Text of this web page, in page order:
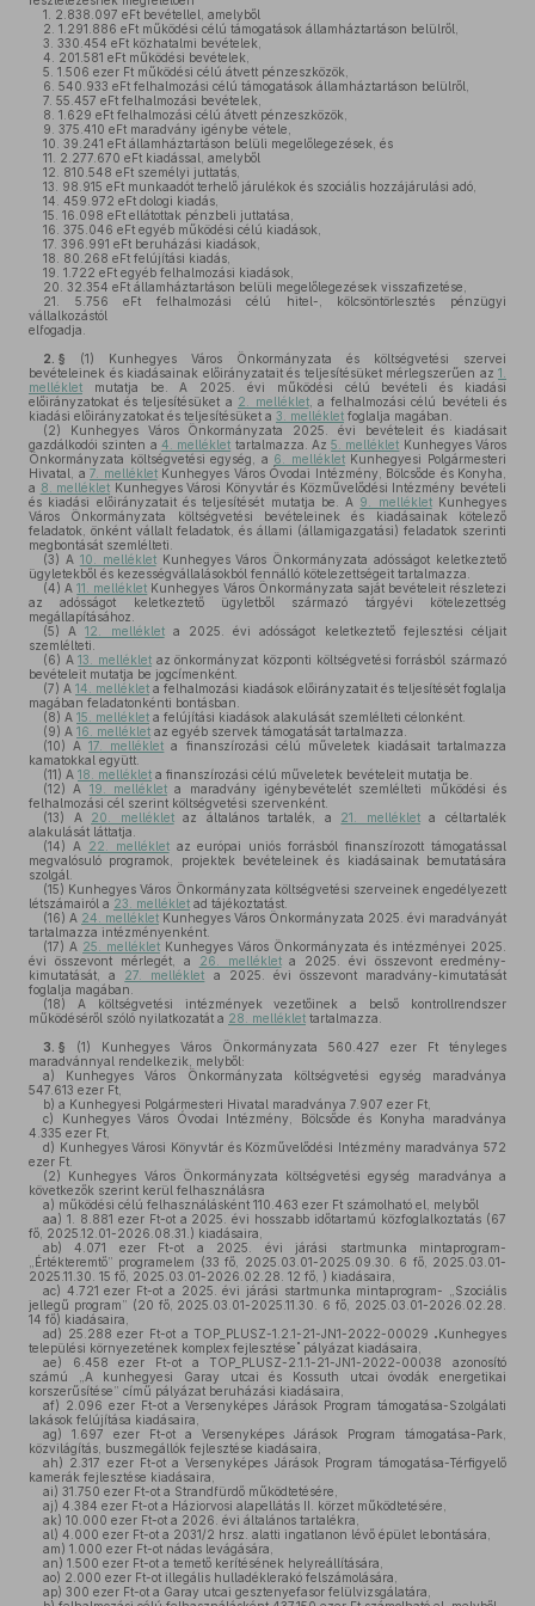
1.
2.838.097 eFt bevétellel, amelyből
2. 1.291.886 eFt működési célú támogatások államháztartáson belülről,
3. 330.454 eFt közhatalmi bevételek,
4.
201.581 eFt működési bevételek,
5. 1.506 ezer Ft működési célú átvett pénzeszközök,
6. 540.933 eFt felhalmozási célú támogatások államháztartáson belülről,
7. 55.457 eFt felhalmozási bevételek,
8. 1.629 eFt felhalmozási célú átvett pénzeszközök,
9. 375.410 eFt maradvány igénybe vétele,
10. 39.241 eFt államháztartáson belüli megelőlegezések, és
11.
2.277.670 eFt kiadással, amelyből
12.
810.548 eFt személyi juttatás,
13.
98.915 eFt munkaadót terhelő járulékok és szociális hozzájárulási adó,
14. 459.972 eFt dologi kiadás,
15. 16.098 eFt ellátottak pénzbeli juttatása,
16. 375.046 eFt egyéb működési célú kiadások,
17. 396.991 eFt beruházási kiadások,
18.
80.268 eFt felújítási kiadás,
19. 1.722 eFt egyéb felhalmozási kiadások,
20. 32.354 eFt államháztartáson belüli megelőlegezések visszafizetése,
21.
5.756 eFt felhalmozási célú hitel-, kölcsöntörlesztés pénzügyi
vállalkozástól
elfogadja.
2. § (1) Kunhegyes Város Önkormányzata és költségvetési szervei
bevételeinek és kiadásainak előirányzatait és teljesítésüket mérlegszerűen az 1.
melléklet mutatja be. A 2025. évi működési célú bevételi és kiadási
előirányzatokat és teljesítésüket a 2. melléklet, a felhalmozási célú bevételi és
kiadási előirányzatokat és teljesítésüket a 3. melléklet foglalja magában.
(2) Kunhegyes Város Önkormányzata 2025. évi bevételeit és kiadásait
gazdálkodói szinten a 4. melléklet tartalmazza. Az5. melléklet Kunhegyes Város
Önkormányzata költségvetési egység, a 6. mellékletKunhegyesi Polgármesteri
Hivatal, a 7. mellékletKunhegyes Város Óvodai Intézmény, Bölcsőde és Konyha,
a 8. melléklet Kunhegyes Városi Könyvtár és Közművelődési Intézmény bevételi
és kiadási előirányzatait és teljesítését mutatja be. A 9. mellékletKunhegyes
Város Önkormányzata költségvetési bevételeinek és kiadásainak kötelező
feladatok, önként vállalt feladatok, és állami (államigazgatási) feladatok szerinti
megbontását szemlélteti.
(3) A 10. mellékletKunhegyes Város Önkormányzata adósságot keletkeztető
ügyletekből és kezességvállalásokból fennálló kötelezettségeit tartalmazza.
(4) A11. melléklet Kunhegyes Város Önkormányzata saját bevételeit részletezi
az adósságot keletkeztető ügyletből származó tárgyévi kötelezettség
megállapításához.
(5) A12. mellékleta 2025. évi adósságot keletkeztető fejlesztési céljait
szemlélteti.
(6) A13. melléklet az önkormányzat központi költségvetési forrásból származó
bevételeit mutatja be jogcímenként.
(7) A 14. melléklet a felhalmozási kiadások előirányzatait és teljesítését foglalja
magában feladatonkénti bontásban.
(8) A 15. melléklet a felújítási kiadások alakulását szemlélteti célonként.
(9) A 16. melléklet az egyéb szervek támogatását tartalmazza.
(10) A17. melléklet a finanszírozási célú műveletek kiadásait tartalmazza
kamatokkal együtt.
(11) A 18. melléklet a finanszírozási célú műveletek bevételeit mutatja be.
(12) A 19. melléklet a maradvány igénybevételét szemlélteti működési és
felhalmozási cél szerint költségvetési szervenként.
(13) A 20. mellékletaz általános tartalék, a 21. mellékleta céltartalék
alakulását láttatja.
(14) A 22. mellékletaz európai uniós forrásból finanszírozott támogatással
megvalósuló programok, projektek bevételeinek és kiadásainak bemutatására
szolgál.
(15) Kunhegyes Város Önkormányzata költségvetési szerveinek engedélyezett
létszámairól a 23. melléklet ad tájékoztatást.
(16) A 24. melléklet Kunhegyes Város Önkormányzata 2025. évi maradványát
tartalmazza intézményenként.
(17) A 25. melléklet Kunhegyes Város Önkormányzata és intézményei 2025.
évi összevont mérlegét, a
26. mellékleta 2025. évi összevont eredmény-
kimutatását, a 27. melléklet a 2025. évi összevont maradvány-kimutatását
foglalja magában.
(18) A költségvetési intézmények vezetőinek a belső kontrollrendszer
működéséről szóló nyilatkozatát a 28. melléklet tartalmazza.
3. § (1) Kunhegyes Város Önkormányzata 560.427 ezer Ft tényleges
maradvánnyal rendelkezik, melyből:
a) Kunhegyes Város Önkormányzata költségvetési egység maradványa
547.613 ezer Ft,
b) a Kunhegyesi Polgármesteri Hivatal maradványa 7.907 ezer Ft,
c) Kunhegyes Város Óvodai Intézmény, Bölcsőde és Konyha maradványa
4.335 ezer Ft,
d) Kunhegyes Városi Könyvtár és Közművelődési Intézmény maradványa 572
ezer Ft.
(2) Kunhegyes Város Önkormányzata költségvetési egység maradványa a
következők szerint kerül felhasználásra
a) működési célú felhasználásként 110.463 ezer Ft számolható el, melyből
aa) 1. 8.881 ezer Ft-ot a 2025. évi hosszabb időtartamú közfoglalkoztatás (67
fő, 2025.12.01-2026.08.31.) kiadásaira,
ab) 4.071 ezer Ft-ot a 2025. évi járási startmunka mintaprogram-
„Értékteremtő” programelem (33 fő, 2025.03.01-2025.09.30. 6 fő, 2025.03.01-
2025.11.30. 15 fő, 2025.03.01-2026.02.28. 12 fő, ) kiadásaira,
ac) 4.721 ezer Ft-ot a 2025. évi járási startmunka mintaprogram- „Szociális
jellegű program” (20 fő, 2025.03.01-2025.11.30. 6 fő, 2025.03.01-2026.02.28.
14 fő) kiadásaira,
ad) 25.288 ezer Ft-ot a TOP_PLUSZ-1.2.1-21-JN1-2022-00029 " Kunhegyes
települési környezetének komplex fejlesztése " pályázat kiadásaira,
ae) 6.458 ezer Ft-ot a TOP_PLUSZ-2.1.1-21-JN1-2022-00038 azonosító
számú „A kunhegyesi Garay utcai és Kossuth utcai óvodák energetikai
korszerűsítése” című pályázat beruházási kiadásaira,
af) 2.096 ezer Ft-ot a Versenyképes Járások Program támogatása-Szolgálati
lakások felújítása kiadásaira,
ag) 1.697 ezer Ft-ot a Versenyképes Járások Program támogatása-Park,
közvilágítás, buszmegállók fejlesztése kiadásaira,
ah) 2.317 ezer Ft-ot a Versenyképes Járások Program támogatása-Térfigyelő
kamerák fejlesztése kiadásaira,
ai) 31.750 ezer Ft-ot a Strandfürdő működtetésére,
aj) 4.384 ezer Ft-ot a Háziorvosi alapellátás II. körzet működtetésére,
ak) 10.000 ezer Ft-ot a 2026. évi általános tartalékra,
al) 4.000 ezer Ft-ot a 2031/2 hrsz. alatti ingatlanon lévő épület lebontására,
am) 1.000 ezer Ft-ot nádas levágására,
an) 1.500 ezer Ft-ot a temető kerítésének helyreállítására,
ao) 2.000 ezer Ft-ot illegális hulladéklerakó felszámolására,
ap) 300 ezer Ft-ot a Garay utcai gesztenyefasor felülvizsgálatára,